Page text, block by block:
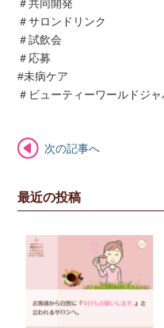
＃共同開発
＃サロンドリンク
＃試飲会
＃応募
#未病ケア
＃ビューティーワールドジ
次の記事へ
最近の投稿